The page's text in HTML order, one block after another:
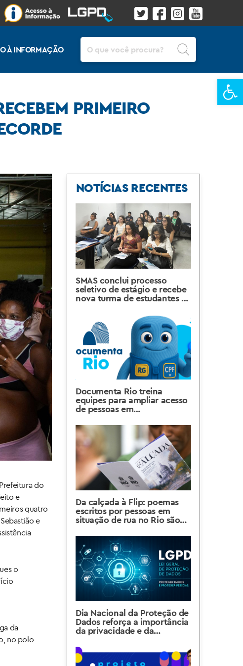
À INFORMAÇÃO
PRIMEIRO
do
e
quatro
e
o
da
no polo
NOTÍCIAS RECENTES
SMAS conclui processo
seletivo de estágio e recebe
nova turma de estudantes de
Documenta Rio treina
equipes para ampliar acesso
de pessoas em
documentação civil
Da calçada à Flip: poemas
escritos por pessoas em
situação de rua no Rio são
Paraty
Dia Nacional da Proteção de
Dados reforça a importância
da privacidade e da